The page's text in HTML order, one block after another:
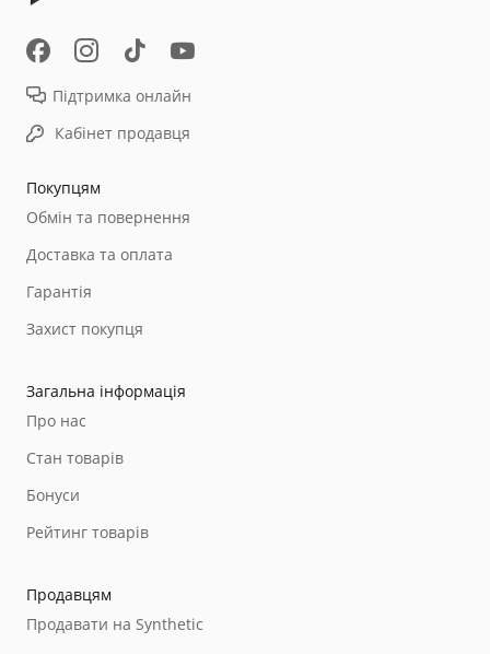
Покупцям
Обмін та повернення
Доставка та оплата
Гарантія
Захист покупця
Загальна інформація
Про нас
Стан товарів
Бонуси
Рейтинг товарів
Продавцям
Продавати на Synthetic
Підтримка онлайн
Кабінет продавця